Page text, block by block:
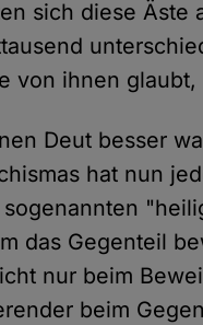
sich diese Äste
von ihnen glaubt,
Deut besser
hat nun
das Gegenteil
nur beim
beim